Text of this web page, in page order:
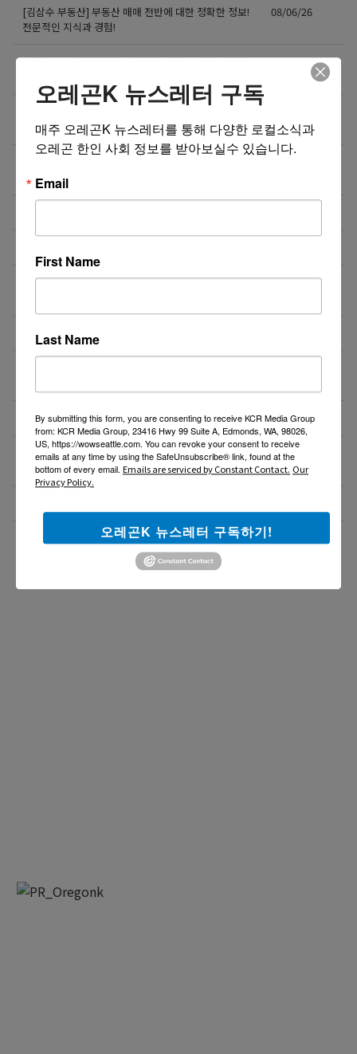
[김삼수 부동산] 부동산 매매 전반에 대한 정확한 정보!
전문적인 지식과 경험!
08/06/26
공적부조 우려 시 최대 25만 달러 보증금? 영주권 심사
08/06/26
니시나요?🥗
니다.
지역 경찰까지 확대되는 이민 단속… 287(g) 프로그램
08/04/26
미국 전역 한국식 산후조리 산후드림
비즈니스 웹사이트 제작 프로모션 ($300부터~) 08/03/26
‘7년 이상 거주’ 장기체류자 영주권 법안 재추진… 현
실화될 수 있을까?
08/03/26
더보기 >>
오레곤K 뉴스레터 구독
매주 오레곤K 뉴스레터를 통해 다양한 로컬소식과
오레곤 한인 사회 정보를 받아보실수 있습니다.
Email
First Name
Last Name
By submitting this form, you are consenting to receive KCR Media Group
from: KCR Media Group, 23416 Hwy 99 Suite A, Edmonds, WA, 98026,
US, https://wowseattle.com. You can revoke your consent to receive
emails at any time by using the SafeUnsubscribe® link, found at the
bottom of every email. Emails are serviced by Constant Contact. Our
Privacy Policy.
오레곤K 뉴스레터 구독하기!